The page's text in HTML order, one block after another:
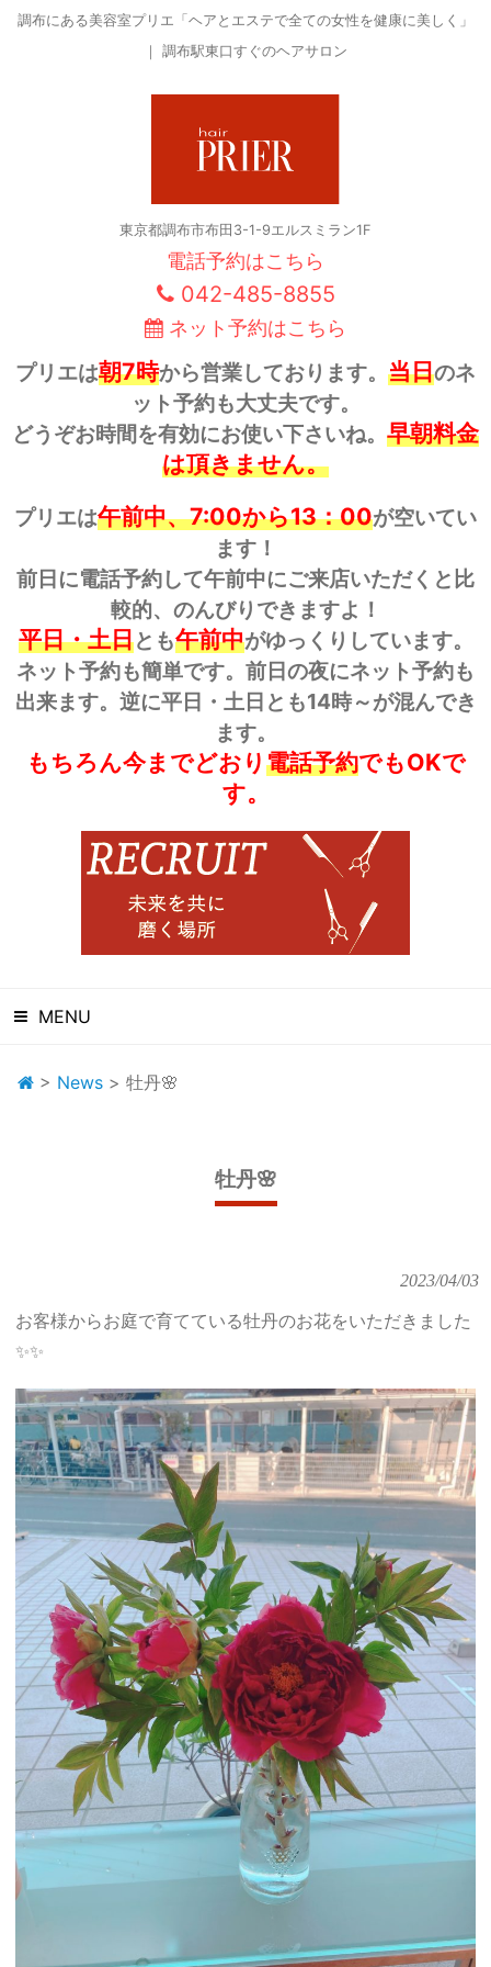
調布にある美容室プリエ「ヘアとエステで全ての女性を健康に美しく」
｜ 調布駅東口すぐのヘアサロン
東京都調布市布田3-1-9エルスミラン1F
電話予約はこちら
042-485-8855
ネット予約はこちら
プリエは朝7時から営業しております。 当日のネ
ット予約も大丈夫です。
どうぞお時間を有効にお使い下さいね。 早朝料金
は頂きません。
プリエは午前中、7:00から13：00が空いてい
ます！
前日に電話予約して午前中にご来店いただくと比
較的、のんびりできますよ！
平日・土日とも午前中がゆっくりしています。
ネット予約も簡単です。前日の夜にネット予約も
出来ます。逆に平日・土日とも14時～が混んでき
ます。
もちろん今までどおり 電話予約でもOKで
す。
MENU
> News > 牡丹🌸
牡丹🌸
2023/04/03
お客様からお庭で育てている牡丹のお花をいただきました
✨✨